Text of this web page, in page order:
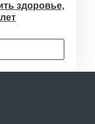
здоровье,